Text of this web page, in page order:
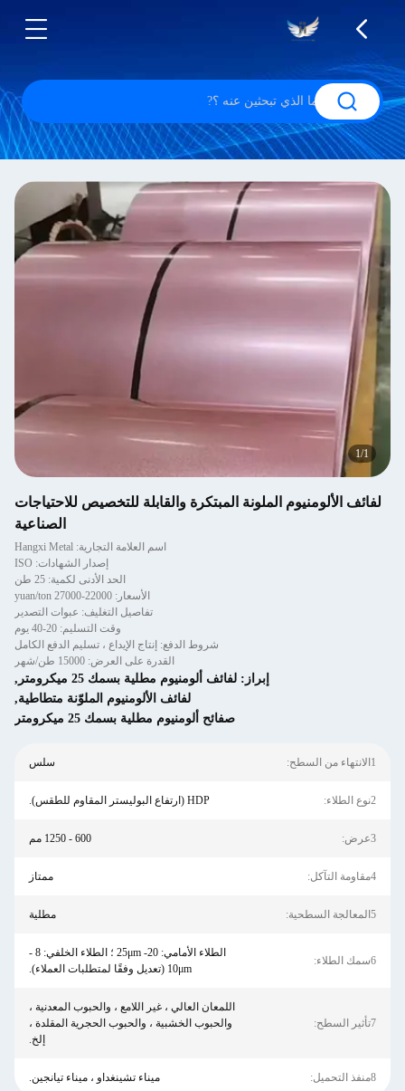
1/1
لفائف الألومنيوم الملونة المبتكرة والقابلة للتخصيص للاحتياجات
الصناعية
اسم العلامة التجارية: Hangxi Metal
إصدار الشهادات: ISO
الحد الأدنى لكمية: 25 طن
الأسعار: 22000-27000 yuan/ton
تفاصيل التغليف: عبوات التصدير
وقت التسليم: 20-40 يوم
شروط الدفع: إنتاج الإيداع ، تسليم الدفع الكامل
القدرة على العرض: 15000 طن/شهر
إبراز: لفائف ألومنيوم مطلية بسمك 25 ميكرومتر
,
لفائف الألومنيوم الملوّنة متطاطية,
صفائح ألومنيوم مطلية بسمك 25 ميكرومتر
1الانتهاء من السطح: سلس
2نوع الطلاء: HDP (ارتفاع البوليستر المقاوم للطقس).
3عرض: 600 - 1250 مم
4مقاومة التآكل: ممتاز
5المعالجة السطحية: مطلية
6سمك الطلاء:
الطلاء الأمامي: 20- 25μm ؛ الطلاء الخلفي: 8 -
10μm (تعديل وفقًا لمتطلبات العملاء).
7تأثير السطح:
اللمعان العالي ، غير اللامع ، والحبوب المعدنية ،
والحبوب الخشبية ، والحبوب الحجرية المقلدة ،
إلخ.
8منفذ التحميل: ميناء تشينغداو ، ميناء تيانجين.